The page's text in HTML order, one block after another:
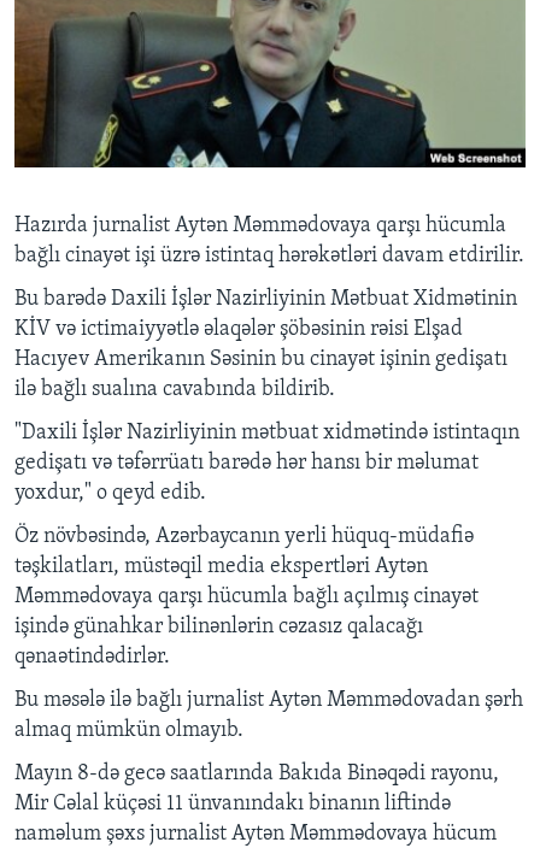
BIZI IZLƏYIN
Hazırda jurnalist Aytən Məmmədovaya qarşı hücumla
bağlı cinayət işi üzrə istintaq hərəkətləri davam etdirilir.
Bu barədə Daxili İşlər Nazirliyinin Mətbuat Xidmətinin
KİV və ictimaiyyətlə əlaqələr şöbəsinin rəisi Elşad
Hacıyev Amerikanın Səsinin bu cinayət işinin gedişatı
ilə bağlı sualına cavabında bildirib.
"Daxili İşlər Nazirliyinin mətbuat xidmətində istintaqın
gedişatı və təfərrüatı barədə hər hansı bir məlumat
yoxdur," o qeyd edib.
Öz növbəsində, Azərbaycanın yerli hüquq-müdafiə
təşkilatları, müstəqil media ekspertləri Aytən
Məmmədovaya qarşı hücumla bağlı açılmış cinayət
işində günahkar bilinənlərin cəzasız qalacağı
qənaətindədirlər.
Bu məsələ ilə bağlı jurnalist Aytən Məmmədovadan şərh
almaq mümkün olmayıb.
Mayın 8-də gecə saatlarında Bakıda Binəqədi rayonu,
Mir Cəlal küçəsi 11 ünvanındakı binanın liftində
naməlum şəxs jurnalist Aytən Məmmədovaya hücum